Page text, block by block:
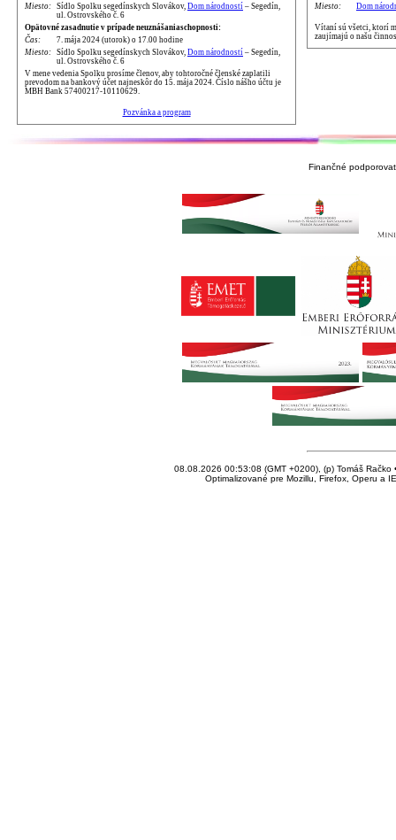
Miesto: Sídlo Spolku segedínskych Slovákov, Dom národností – Segedín,
ul. Ostrovského č. 6
Opätovné zasadnutie v prípade neuznášaniaschopnosti:
Čas:
7. mája 2024 (utorok) o 17.00 hodine
Miesto: Sídlo Spolku segedínskych Slovákov, Dom národností – Segedín,
ul. Ostrovského č. 6
V mene vedenia Spolku prosíme členov, aby tohtoročné členské zaplatili
prevodom na bankový účet najneskôr do 15. mája 2024. Číslo nášho účtu je
MBH Bank 57400217-10110629.
Pozvánka a program
Miesto:
Dom
Vítaní sú všetci, ktorí
zaujímajú o našu
Finančné
08.08.2026 00:53:08 (GMT +0200), (p) Tomáš Račko
Optimalizované pre Mozillu, Firefox, Operu a